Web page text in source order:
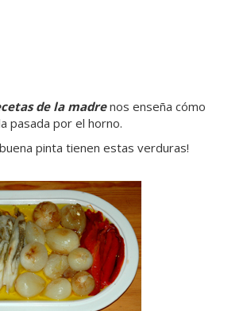
de la madrenos enseña cómo
pasada por el horno.
pinta tienen estas verduras!